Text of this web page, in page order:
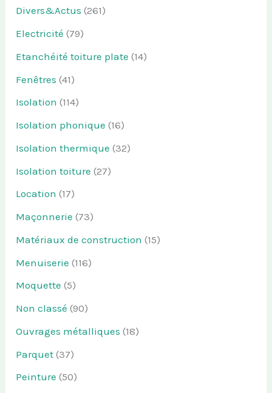
Divers&Actus (261)
Electricité (79)
Etanchéité toiture plate (14)
Fenêtres (41)
Isolation (114)
Isolation phonique (16)
Isolation thermique (32)
Isolation toiture (27)
Location (17)
Maçonnerie (73)
Matériaux de construction (15)
Menuiserie (116)
Moquette (5)
Non classé (90)
Ouvrages métalliques (18)
Parquet (37)
Peinture (50)